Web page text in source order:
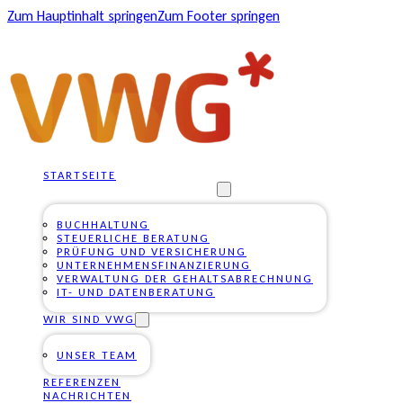
Zum Hauptinhalt springenZum Footer springen
STARTSEITE
BUCHHALTUNG
STEUERLICHE BERATUNG
PRÜFUNG UND VERSICHERUNG
UNTERNEHMENSFINANZIERUNG
VERWALTUNG DER GEHALTSABRECHNUNG
IT- UND DATENBERATUNG
WIR SIND VWG
UNSER TEAM
REFERENZEN
NACHRICHTEN